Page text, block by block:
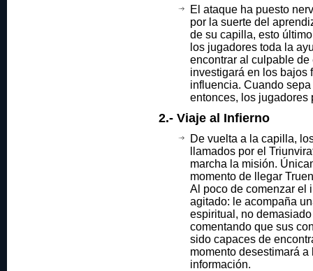
El ataque ha puesto
por la suerte del
de su capilla, esto
los jugadores toda la
encontrar al culpable
investigará en los bajos
influencia. Cuando
entonces, los jugadores
2.- Viaje al Infierno
De vuelta a la capilla,
llamados por el
marcha la misión.
momento de llegar
Al poco de comenzar el
agitado: le acompaña
espiritual, no
comentando que sus
sido capaces de
momento desestimará
información.